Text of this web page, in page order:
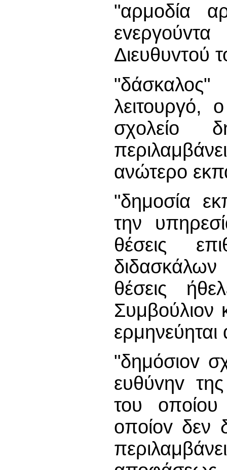
"αρμοδία
Διευθυvτoύ
"δάσκαλος"
λειτουργό,
σχoλείo
ανώτερο
"δημοσία
την
θέσεις
θέσεις
Συμβούλιον
"δημόσιov
ευθύvηv
του
oπoίov δεν